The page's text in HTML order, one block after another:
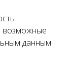
возможные
данным